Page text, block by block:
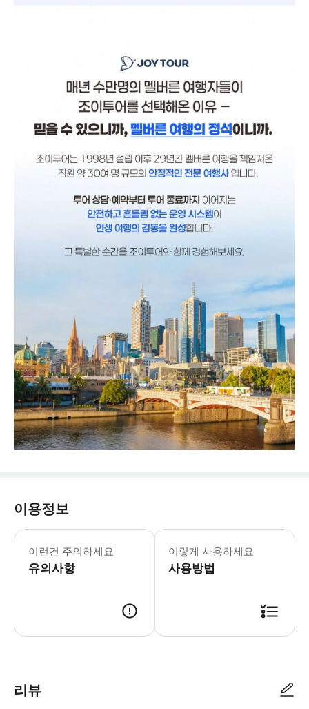
이용정보
이런건 주의하세요
유의사항
예약 관련 안내 * 예약 시 “호주에서
이렇게 사용하세요
사용방법
리뷰